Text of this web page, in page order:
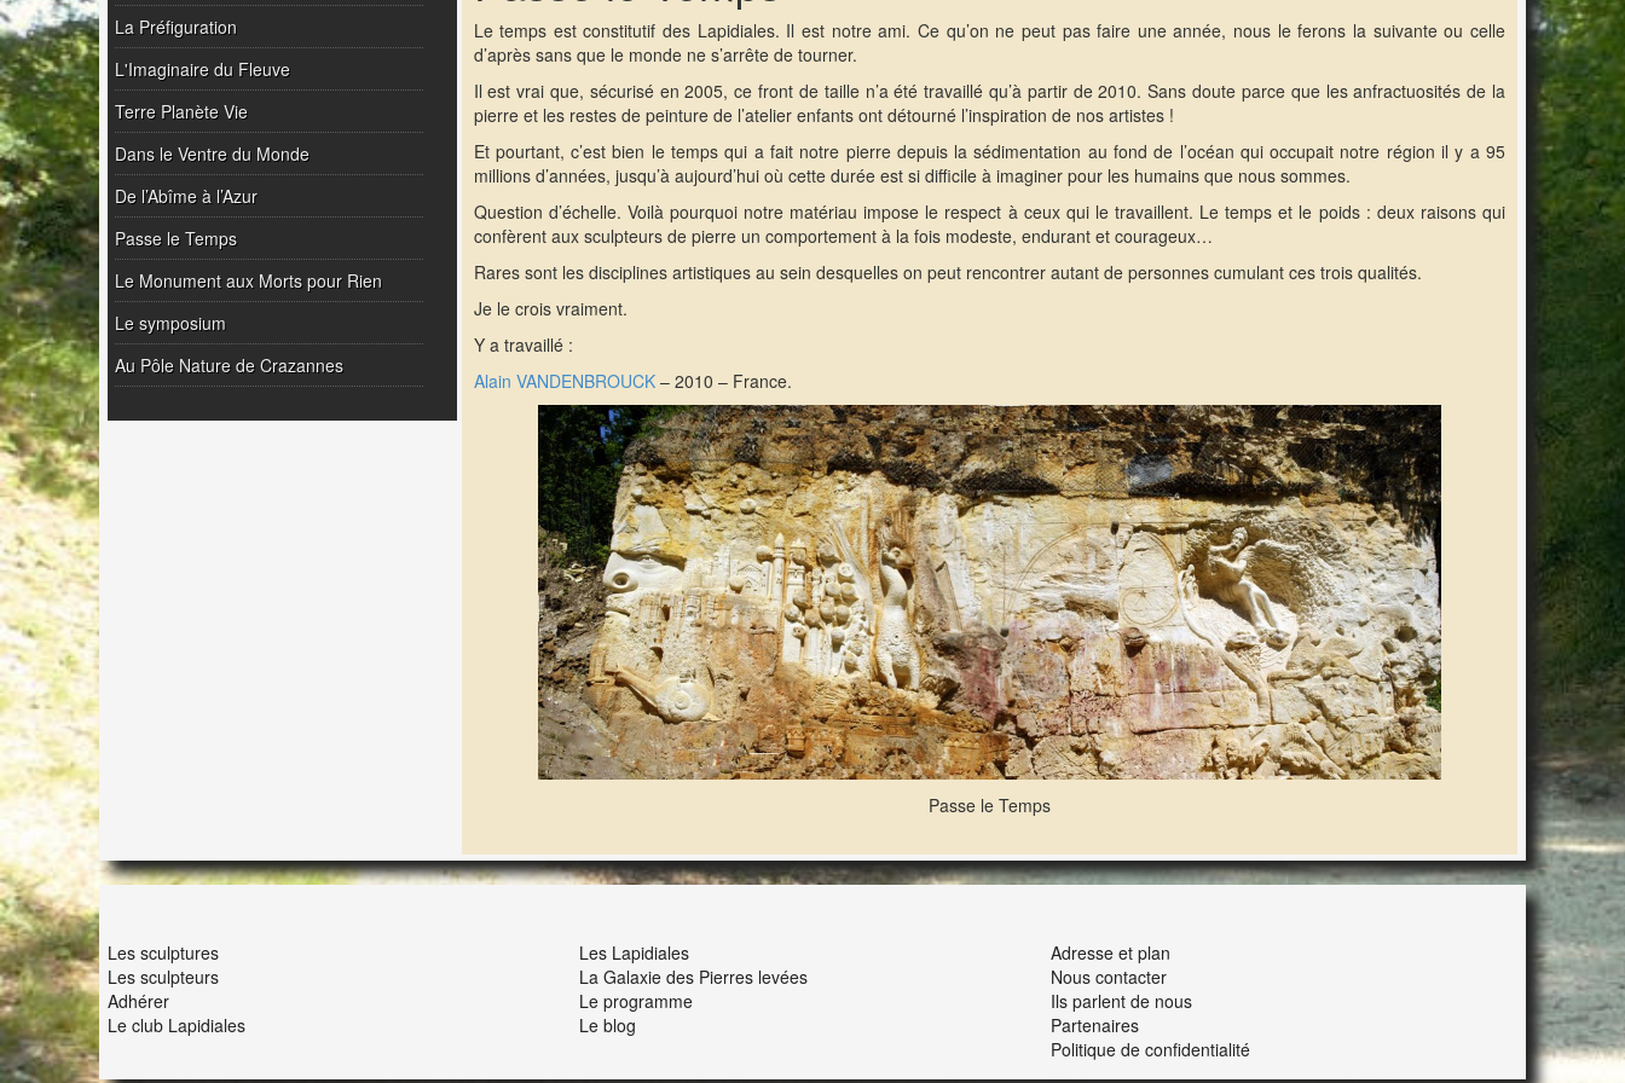
La Préfiguration
L'Imaginaire du Fleuve
Terre Planète Vie
Dans le Ventre du Monde
De l’Abîme à l’Azur
Passe le Temps
Le Monument aux Morts pour Rien
Le symposium
Au Pôle Nature de Crazannes
Le temps est constitutif des Lapidiales. Il est notre ami. Ce qu’on ne peut pas faire une année, nous le ferons la suivante ou celle
d’après sans que le monde ne s’arrête de tourner.
Il est vrai que, sécurisé en 2005, ce front de taille n’a été travaillé qu’à partir de 2010. Sans doute parce que les anfractuosités de la
pierre et les restes de peinture de l’atelier enfants ont détourné l’inspiration de nos artistes !
Et pourtant, c’est bien le temps qui a fait notre pierre depuis la sédimentation au fond de l’océan qui occupait notre région il y a 95
millions d’années, jusqu’à aujourd’hui où cette durée est si difficile à imaginer pour les humains que nous sommes.
Question d’échelle. Voilà pourquoi notre matériau impose le respect à ceux qui le travaillent. Le temps et le poids : deux raisons qui
confèrent aux sculpteurs de pierre un comportement à la fois modeste, endurant et courageux…
Rares sont les disciplines artistiques au sein desquelles on peut rencontrer autant de personnes cumulant ces trois qualités.
Je le crois vraiment.
Y a travaillé :
Alain VANDENBROUCK– 2010 – France.
Passe le Temps
Les sculptures
Les sculpteurs
Adhérer
Le club Lapidiales
Les Lapidiales
La Galaxie des Pierres levées
Le programme
Le blog
Adresse et plan
Nous contacter
Ils parlent de nous
Partenaires
Politique de confidentialité